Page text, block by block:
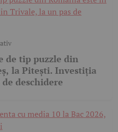
de tip puzzle din
la Pitești. Investiția
deschidere